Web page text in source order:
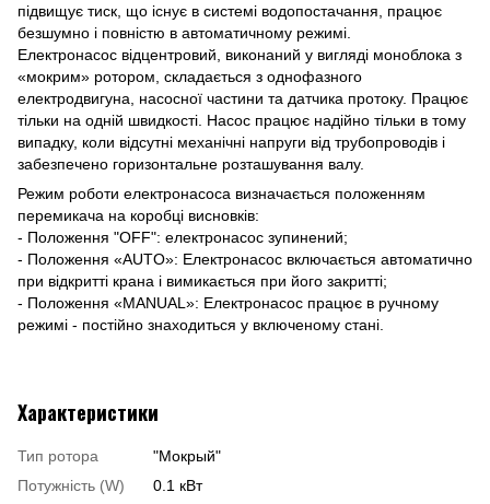
підвищує тиск, що існує в системі водопостачання, працює
безшумно і повністю в автоматичному режимі.
Електронасос відцентровий, виконаний у вигляді моноблока з
«мокрим» ротором, складається з однофазного
електродвигуна, насосної частини та датчика протоку. Працює
тільки на одній швидкості. Насос працює надійно тільки в тому
випадку, коли відсутні механічні напруги від трубопроводів і
забезпечено горизонтальне розташування валу.
Режим роботи електронасоса визначається положенням
перемикача на коробці висновків:
- Положення "OFF": електронасос зупинений;
- Положення «AUTO»: Електронасос включається автоматично
при відкритті крана і вимикається при його закритті;
- Положення «MANUAL»: Електронасос працює в ручному
режимі - постійно знаходиться у включеному стані.
Характеристики
Тип ротора
"Мокрый"
Потужність (W)
0.1 кВт